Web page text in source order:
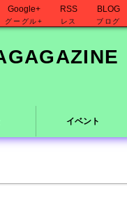
Google+
グーグル+
RSS
レス
BLOG
ブログ
イベント